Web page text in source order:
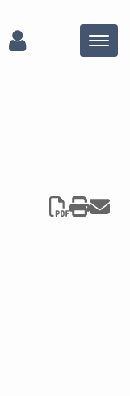
Menu